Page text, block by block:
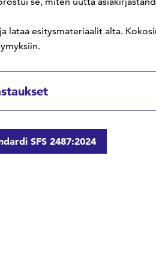
lataa esitysmateriaalit alta.
SFS 2487:2024